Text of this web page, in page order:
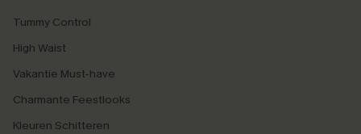
Tummy Control
High Waist
Vakantie Must-have
Charmante Feestlooks
Kleuren Schitteren